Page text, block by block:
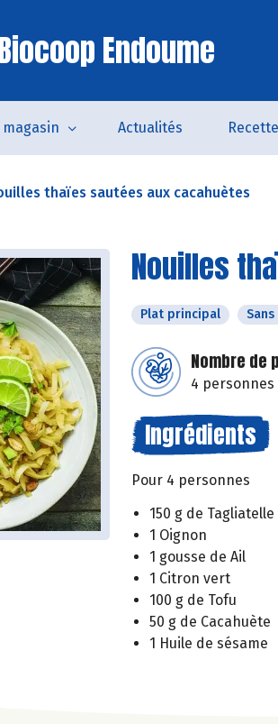
Endoume
magasin Actualités
thaïes sautées aux cacahuètes
Nouilles
Plat principal
Nombre de
4 personnes
Ingrédients
Pour 4 personnes
150 g de Tagliatelle
1 Oignon
1 gousse de Ail
1 Citron vert
100 g de Tofu
50 g de Cacahuète
1 Huile de sésame